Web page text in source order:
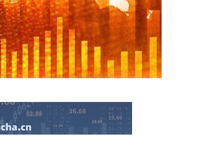
沪深300 4694.44 43.13